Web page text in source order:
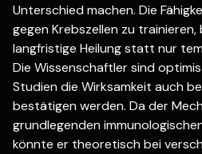
Unterschied machen. Die
gegen Krebszellen zu
langfristige Heilung statt nur
Die Wissenschaftler sind
Studien die Wirksamkeit auch
bestätigen werden. Da der
grundlegenden
könnte er theoretisch bei